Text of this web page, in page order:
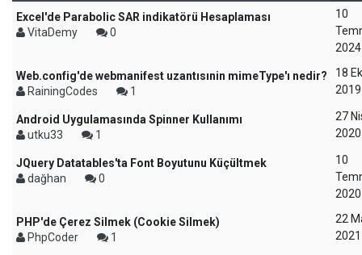
Excel'de Parabolic SAR indikatörü Hesaplaması
VitaDemy
0
10
2024
Web.config'de webmanifest uzantısınin mimeType'ı nedir?
RainingCodes
1
18
2019
Android Uygulamasında Spinner Kullanımı
utku33
1
27
2020
JQuery Datatables'ta Font Boyutunu Küçültmek
dağhan
0
10
2020
PHP'de Çerez Silmek (Cookie Silmek)
PhpCoder
1
22
2021